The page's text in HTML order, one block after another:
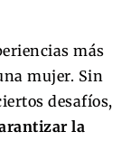
más
mujer. Sin
desafíos,
la